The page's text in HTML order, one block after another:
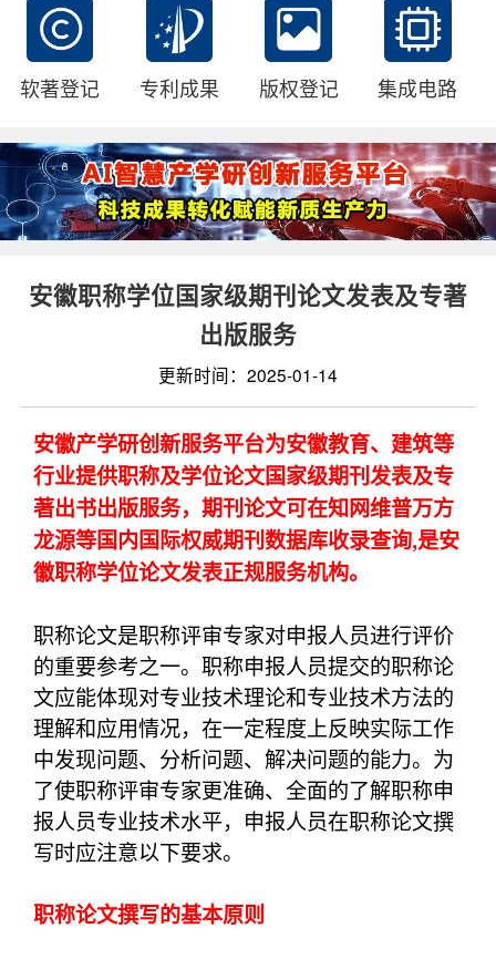
软著登记 专利成果 版权登记 集成电路
安徽职称学位国家级期刊论文发表及专著
出版服务
更新时间：2025-01-14
安徽产学研创新服务平台为安徽教育、建筑等
行业提供职称及学位论文国家级期刊发表及专
著出书出版服务，期刊论文可在知网维普万方
龙源等国内国际权威期刊数据库收录查询,是安
徽职称学位论文发表正规服务机构。
职称论文是职称评审专家对申报人员进行评价
的重要参考之一。职称申报人员提交的职称论
文应能体现对专业技术理论和专业技术方法的
理解和应用情况，在一定程度上反映实际工作
中发现问题、分析问题、解决问题的能力。为
了使职称评审专家更准确、全面的了解职称申
报人员专业技术水平，申报人员在职称论文撰
写时应注意以下要求。
职称论文撰写的基本原则